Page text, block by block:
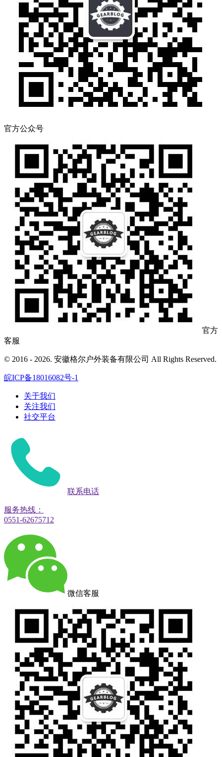
官方公众号
官方
客服
© 2016 - 2026. 安徽格尔户外装备有限公司 All Rights Reserved.
皖ICP备18016082号-1
关于我们
关注我们
社交平台
联系电话
服务热线：
0551-62675712
微信客服